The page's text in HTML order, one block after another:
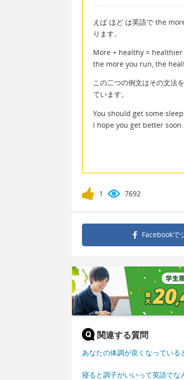
えば ほど は英語で the
ります。
More + healthy = healthier
the more you run, the
この二つの例文はその文法
ています。
You should get some
I hope you get better soon.
1 7692
Facebookで
関連する質問
あなたの体調が良くなっている
寝ると調子がいいって英語でな